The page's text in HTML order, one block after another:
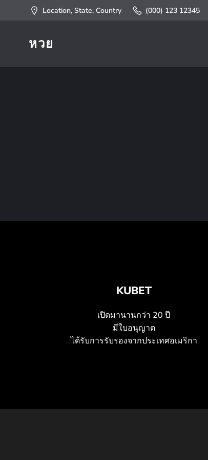
Location, State, Country (000) 123 12345
หวย
KUBET
เปิดมานานกว่า 20 ปี
มีใบอนุญาต
ได้รับการรับรองจากประเทศอเมริกา